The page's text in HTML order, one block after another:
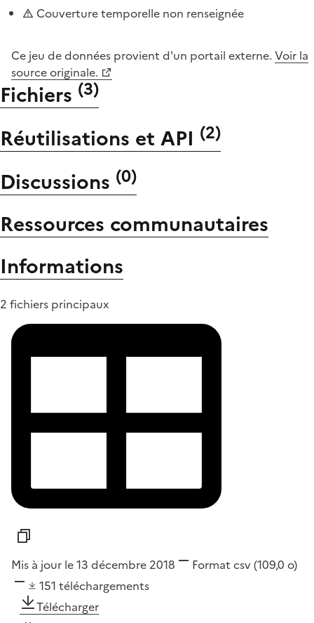
Couverture temporelle non renseignée
Ce jeu de données provient d'un portail externe. Voir la
source originale.
Fichiers (3)
Réutilisations et API (2)
Discussions (0)
Ressources communautaires
Informations
2 fichiers principaux
Mis à jour le 13 décembre 2018 Format csv(109,0 o)
151 téléchargements
Télécharger